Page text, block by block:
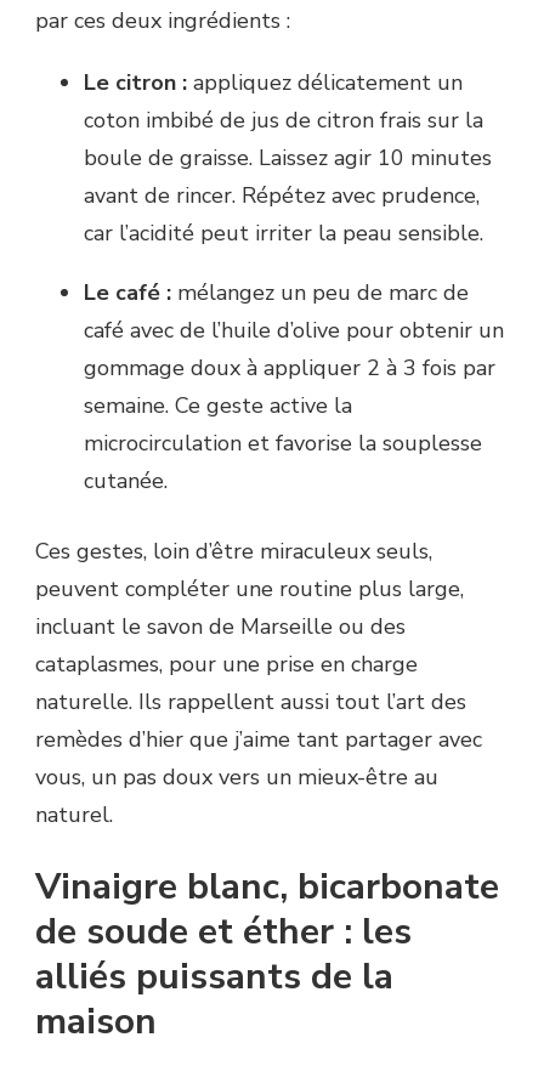
par ces deux ingrédients :
Le citron : appliquez délicatement un
coton imbibé de jus de citron frais sur la
boule de graisse. Laissez agir 10 minutes
avant de rincer. Répétez avec prudence,
car l’acidité peut irriter la peau sensible.
Le café : mélangez un peu de marc de
café avec de l’huile d’olive pour obtenir un
gommage doux à appliquer 2 à 3 fois par
semaine. Ce geste active la
microcirculation et favorise la souplesse
cutanée.
Ces gestes, loin d’être miraculeux seuls,
peuvent compléter une routine plus large,
incluant le savon de Marseille ou des
cataplasmes, pour une prise en charge
naturelle. Ils rappellent aussi tout l’art des
remèdes d’hier que j’aime tant partager avec
vous, un pas doux vers un mieux-être au
naturel.
Vinaigre blanc, bicarbonate
de soude et éther : les
alliés puissants de la
maison